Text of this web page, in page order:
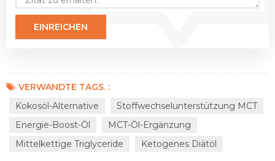
VERWANDTE TAGS. :
Kokosöl-Alternative
Stoffwechselunterstützung MCT
Energie-Boost-Öl
MCT-Öl-Ergänzung
Mittelkettige Triglyceride
Ketogenes Diätöl